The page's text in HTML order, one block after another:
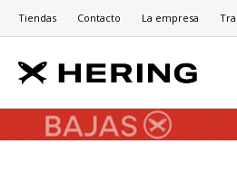
Tiendas Contacto La empresa